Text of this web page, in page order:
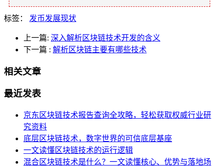
标签： 发币发展现状
上一篇: 深入解析区块链技术开发的含义
下一篇 : 解析区块链主要有哪些技术
相关文章
最近发表
京东区块链技术报告查询全攻略，轻松获取权威行业研
究资料
底层区块链技术，数字世界的可信底层基座
一文读懂区块链技术的运行逻辑
混合区块链技术是什么？一文读懂核心、优势与落地场